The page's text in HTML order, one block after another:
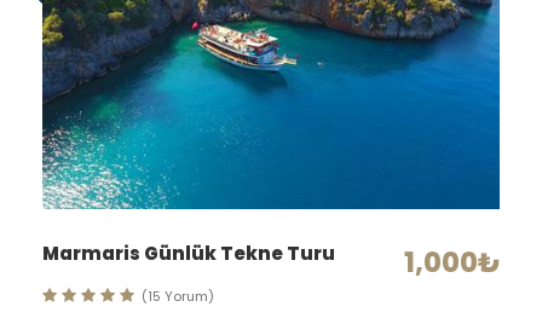
Marmaris Günlük Tekne Turu 1,000₺
(15 Yorum)